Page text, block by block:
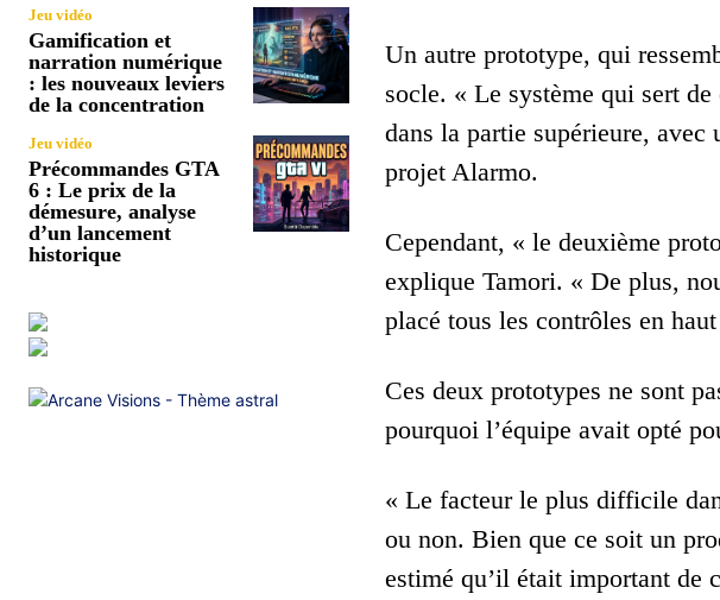
Jeu vidéo
Gamification et
narration numérique
: les nouveaux leviers
de la concentration
Jeu vidéo
Précommandes GTA
6 : Le prix de la
démesure, analyse
d’un lancement
historique
Un autre prototype, qui
socle. « Le système qui sert
dans la partie supérieure,
projet Alarmo.
Cependant, « le deuxième
explique Tamori. « De plus,
placé tous les contrôles en
Ces deux prototypes ne sont
pourquoi l’équipe avait opté
« Le facteur le plus difficile
ou non. Bien que ce soit un
estimé qu’il était important de